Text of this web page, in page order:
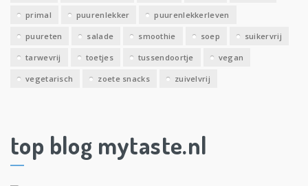
primal puurenlekker puurenlekkerleven
puureten salade smoothie soep suikervrij
tarwevrij toetjes tussendoortje vegan
vegetarisch zoete snacks zuivelvrij
top blog mytaste.nl